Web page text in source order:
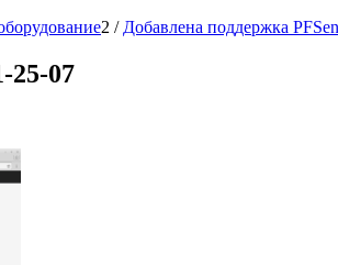
2 / Добавлена поддержка
25-07